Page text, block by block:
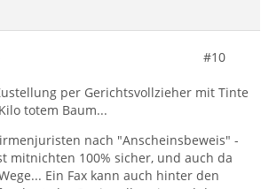
#10
per Gerichtsvollzieher mit Tinte
totem Baum...
nach "Anscheinsbeweis" -
mitnichten 100% sicher, und auch da
Ein Fax kann auch hinter den